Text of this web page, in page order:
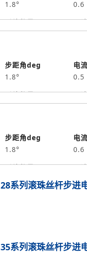
1.8°
0.6
引线数量
33
马
步距角deg
1.8°
电
0.5
引线数量
38
马
步距角deg
1.8°
电
0.6
引线数量
48
马
28系列滚珠丝杆步进
35系列滚珠丝杆步进